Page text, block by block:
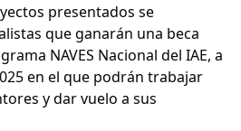
presentados se
que ganarán una beca
NAVES Nacional del IAE, a
en el que podrán trabajar
y dar vuelo a sus